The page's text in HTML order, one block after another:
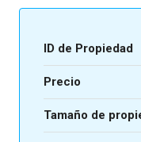
ID de Propiedad
Precio
Tamaño de